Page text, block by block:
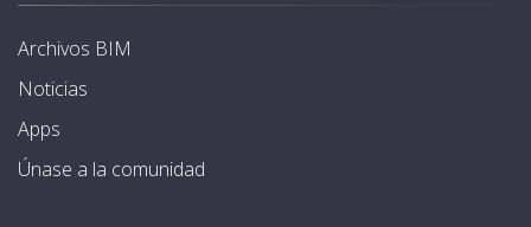
Archivos BIM
Noticias
Apps
Únase a la comunidad